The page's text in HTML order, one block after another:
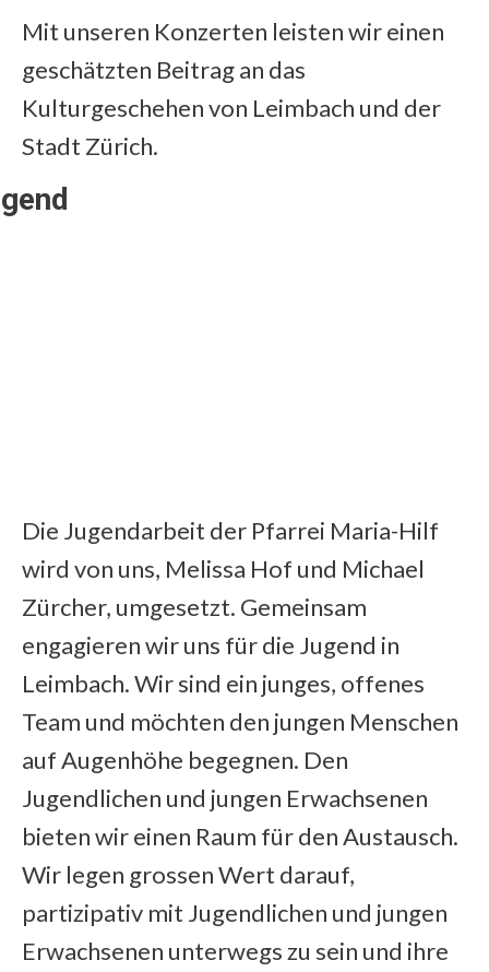
Mit unseren Konzerten leisten wir einen
geschätzten Beitrag an das
Kulturgeschehen von Leimbach und der
Stadt Zürich.
Die Jugendarbeit der Pfarrei Maria-Hilf
wird von uns, Melissa Hof und Michael
Zürcher, umgesetzt. Gemeinsam
engagieren wir uns für die Jugend in
Leimbach. Wir sind ein junges, offenes
Team und möchten den jungen Menschen
auf Augenhöhe begegnen. Den
Jugendlichen und jungen Erwachsenen
bieten wir einen Raum für den Austausch.
Wir legen grossen Wert darauf,
partizipativ mit Jugendlichen und jungen
Erwachsenen unterwegs zu sein und ihre